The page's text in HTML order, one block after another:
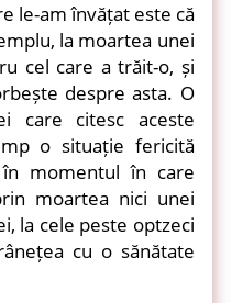
le-am învățat este că
la moartea unei
cel care a trăit-o, și
despre asta. O
care citesc aceste
o situație fericită
momentul în care
moartea nici unei
la cele peste optzeci
cu o sănătate